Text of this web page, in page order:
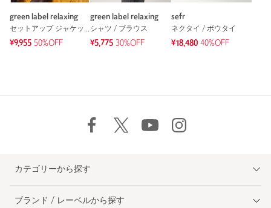
green label relaxing
セットアップ ジャケット
¥9,955 50%OFF
green label relaxing
シャツ / ブラウス
¥5,775 30%OFF
sefr
ネクタイ / ボウタイ
¥18,480 40%OFF
カテゴリーから探す
ブランド / レーベルから探す